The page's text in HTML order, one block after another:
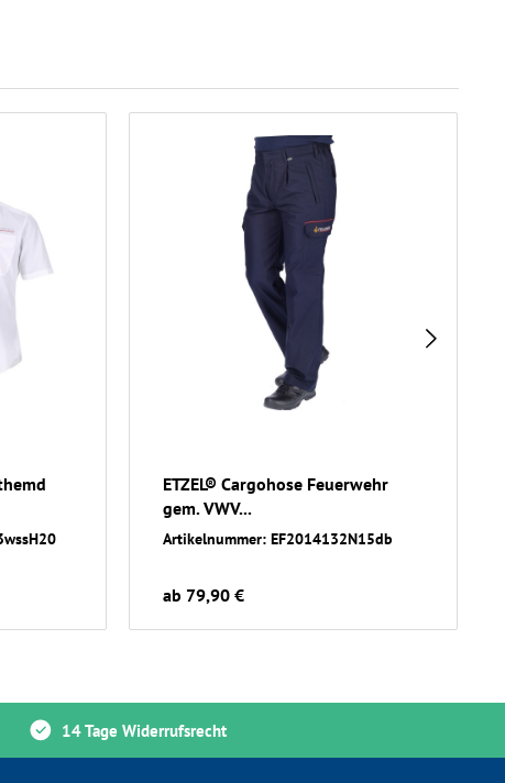
ETZEL® Cargohose Feuerwehr
gem. VWV...
Artikelnummer: EF2014132N15db
ab 79,90 €
14 Tage Widerrufsrecht